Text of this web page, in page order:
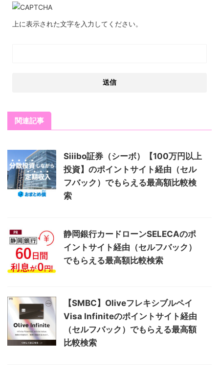
上に表示された文字を入力してください。
関連記事
Siiibo証券（シーボ）【100万円以上
投資】のポイントサイト経由（セル
フバック）でもらえる最高額比較検
索
静岡銀行カードローンSELECAのポ
イントサイト経由（セルフバック）
でもらえる最高額比較検索
【SMBC】Oliveフレキシブルペイ
Visa Infiniteのポイントサイト経由
（セルフバック）でもらえる最高額
比較検索